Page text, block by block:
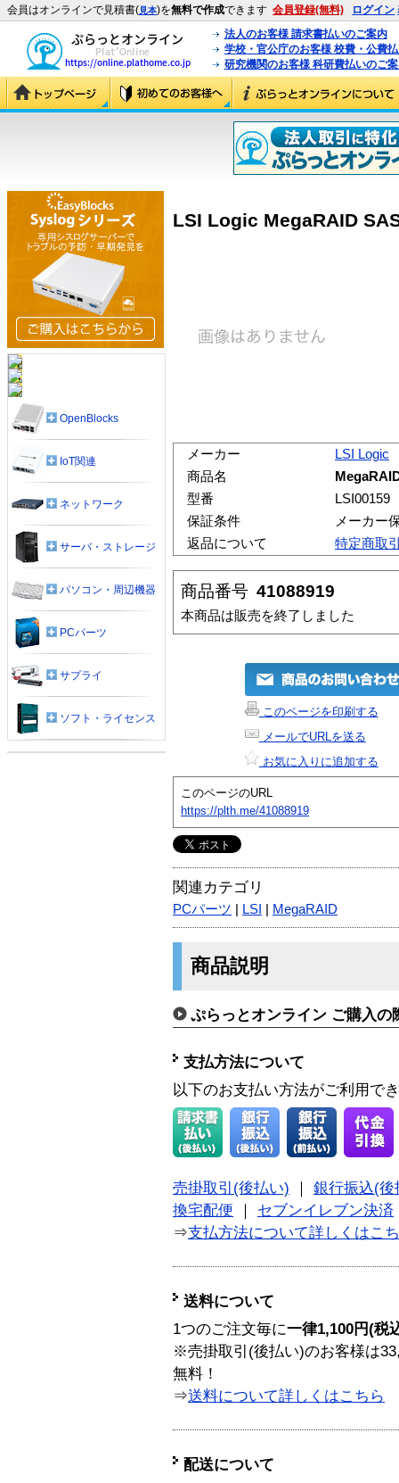
会員はオンラインで見積書(見本)を無料で作成できます 会員登録(無料) ログイン
法人のお客様 請求書払いのご案内
学校・官公庁のお客様 校費・公費
研究機関のお客様 科研費払いのご
LSI Logic MegaRAID
メーカー
LSI Logic
商品名
型番
LSI00159
保証条件
メーカー
返品について
特定商取
商品番号 41088919
本商品は販売を終了しました
このページを印刷する
メールでURLを送る
お気に入りに追加する
このページのURL
https://plth.me/41088919
関連カテゴリ
PCパーツ LSI MegaRAID
商品説明
ぷらっとオンライン ご購入の
支払方法について
以下のお支払い方法がご利用で
売掛取引(後払い)
銀行振込(後
換宅配便
セブンイレブン決済
⇒支払方法について詳しくはこ
送料について
1つのご注文毎に一律1,100円(税
※売掛取引(後払い)のお客様は
無料！
⇒送料について詳しくはこちら
配送について
OpenBlocks
IoT関連
ネットワーク
サーバ・ストレージ
パソコン・周辺機器
PCパーツ
サプライ
ソフト・ライセンス